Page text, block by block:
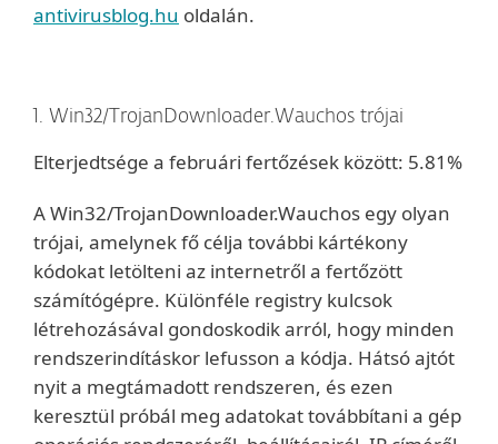
antivirusblog.hu oldalán.
1. Win32/TrojanDownloader.Wauchos trójai
Elterjedtsége a februári fertőzések között: 5.81%
A Win32/TrojanDownloader.Wauchos egy olyan
trójai, amelynek fő célja további kártékony
kódokat letölteni az internetről a fertőzött
számítógépre. Különféle registry kulcsok
létrehozásával gondoskodik arról, hogy minden
rendszerindításkor lefusson a kódja. Hátsó ajtót
nyit a megtámadott rendszeren, és ezen
keresztül próbál meg adatokat továbbítani a gép